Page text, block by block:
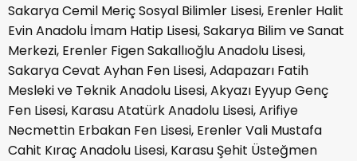
Sakarya Cemil Meriç Sosyal Bilimler Lisesi, Erenler Halit
Evin Anadolu İmam Hatip Lisesi, Sakarya Bilim ve Sanat
Merkezi, Erenler Figen Sakallıoğlu Anadolu Lisesi,
Sakarya Cevat Ayhan Fen Lisesi, Adapazarı Fatih
Mesleki ve Teknik Anadolu Lisesi, Akyazı Eyyup Genç
Fen Lisesi, Karasu Atatürk Anadolu Lisesi, Arifiye
Necmettin Erbakan Fen Lisesi, Erenler Vali Mustafa
Cahit Kıraç Anadolu Lisesi, Karasu Şehit Üsteğmen